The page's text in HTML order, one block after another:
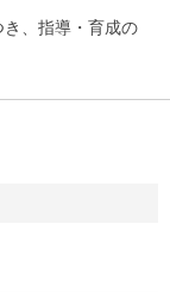
、指導・育成の